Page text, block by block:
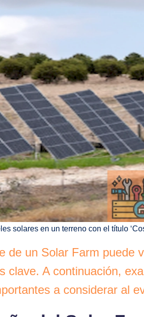
solares en un terreno con el título
de un Solar Farm puede
clave. A continuación,
a considerar al